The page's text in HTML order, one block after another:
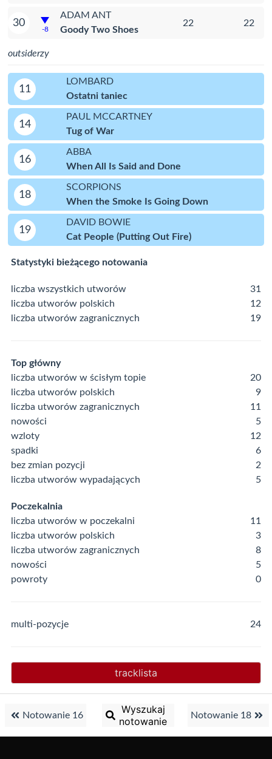
30
-8
ADAM ANT
Goody Two Shoes
22 22
outsiderzy
11
LOMBARD
Ostatni taniec
14
PAUL MCCARTNEY
Tug of War
16
ABBA
When All Is Said and Done
18
SCORPIONS
When the Smoke Is Going Down
19
DAVID BOWIE
Cat People (Putting Out Fire)
Statystyki bieżącego notowania
liczba wszystkich utworów
31
liczba utworów polskich
12
liczba utworów zagranicznych
19
Top główny
liczba utworów w ścisłym topie
20
liczba utworów polskich
9
liczba utworów zagranicznych
11
nowości
5
wzloty
12
spadki
6
bez zmian pozycji
2
liczba utworów wypadających
5
Poczekalnia
liczba utworów w poczekalni
11
liczba utworów polskich
3
liczba utworów zagranicznych
8
nowości
5
powroty
0
multi-pozycje 24
tracklista
Notowanie 16
Wyszukaj
notowanie
Notowanie 18